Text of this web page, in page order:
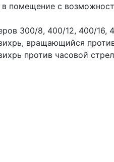
помещение с
300/8, 400/12, 400/16,
вращающийся
против часовой